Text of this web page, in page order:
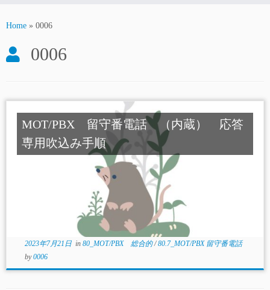
Home » 0006
0006
MOT/PBX 留守番電話 （内蔵） 応答
専用吹込み手順
2023年7月21日in 80_MOT/PBX 総合的/80.7_MOT/PBX 留守番電話
by0006